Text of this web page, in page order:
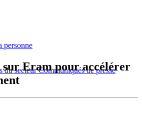
du secteurCommuniqués de presse
personne
sur Eram pour accélérer